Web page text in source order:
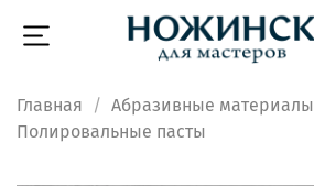
Главная
Абразивные материалы
Полировальные пасты